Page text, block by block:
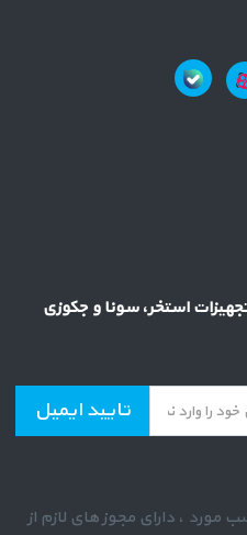
استخر، سونا و جکوزی
تایید ایمیل
، دارای مجوز های لازم از